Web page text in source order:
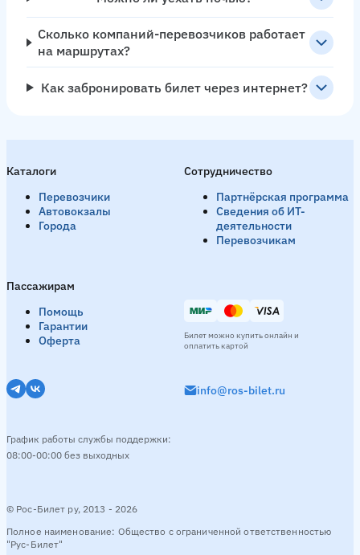
Сколько компаний-перевозчиков работает
на маршрутах?
Как забронировать билет через интернет?
Каталоги
Перевозчики
Автовокзалы
Города
Пассажирам
Помощь
Гарантии
Оферта
Сотрудничество
Партнёрская программа
Сведения об ИТ-
деятельности
Перевозчикам
© Рос-Билет ру, 2013 - 2026
Полное наименование: Общество с ограниченной ответственностью
"Рус-Билет"
info@ros-bilet.ru
График работы службы поддержки:
08:00-00:00 без выходных
Билет можно купить онлайн и
оплатить картой